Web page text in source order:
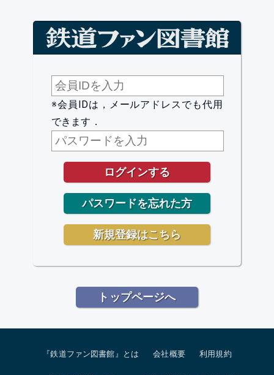
※会員IDは，メールアドレスでも代用
できます．
トップページへ
『鉄道ファン図書館』とは 会社概要 利用規約